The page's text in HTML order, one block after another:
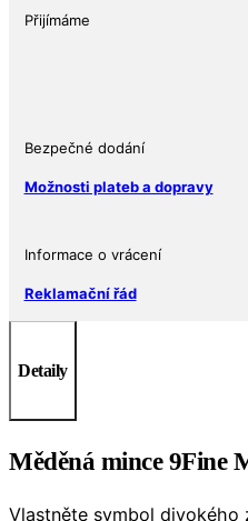
(Bison)
Přijímáme
Bezpečné dodání
Možnosti plateb a dopravy
Informace o vrácení
Reklamační řád
Detaily
Měděná mince 9Fine
Vlastněte symbol